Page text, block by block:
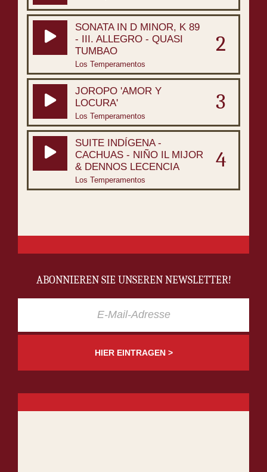
SONATA IN D MINOR, K 89
- III. ALLEGRO - QUASI
TUMBAO
Los Temperamentos
2
JOROPO 'AMOR Y
LOCURA'
Los Temperamentos
3
SUITE INDÍGENA -
CACHUAS - NIÑO IL MIJOR
& DENNOS LECENCIA
Los Temperamentos
4
ABONNIEREN SIE UNSEREN NEWSLETTER!
HIER EINTRAGEN >